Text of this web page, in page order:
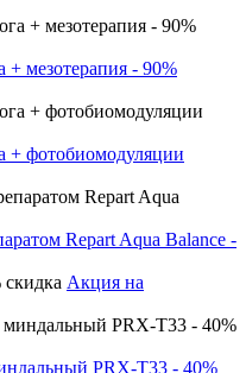
+ мезотерапия - 90%
+ фотобиомодуляции
Repart Aqua Balance -
Акция на
PRX-T33 - 40%